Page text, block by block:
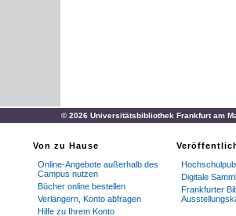
© 2026 Universitätsbibliothek Frankfurt am
Von zu Hause
Online-Angebote außerhalb des
Campus nutzen
Bücher online bestellen
Verlängern, Konto abfragen
Hilfe zu Ihrem Konto
Digitale
Frankfurter